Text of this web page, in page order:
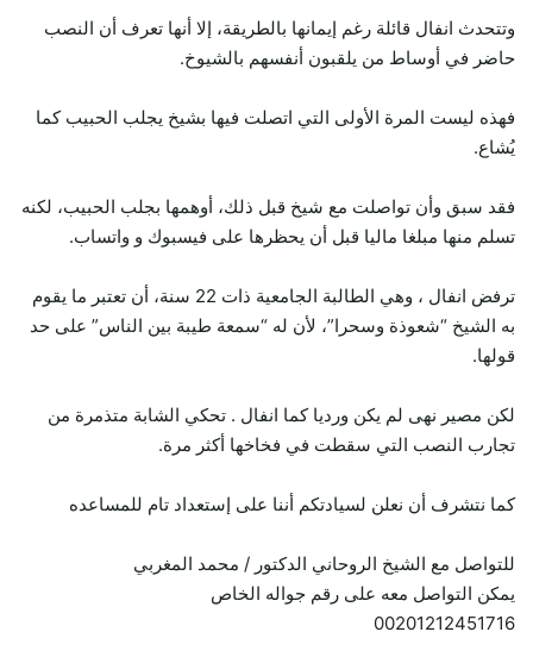
وتتحدث انفال قائلة رغم إيمانها بالطريقة، إلا أنها تعرف أن النصب
حاضر في أوساط من يلقبون أنفسهم بالشيوخ.
فهذه ليست المرة الأولى التي اتصلت فيها بشيخ يجلب الحبيب كما
يُشاع.
فقد سبق وأن تواصلت مع شيخ قبل ذلك، أوهمها بجلب الحبيب، لكنه
تسلم منها مبلغا ماليا قبل أن يحظرها على فيسبوك و واتساب.
ترفض انفال ، وهي الطالبة الجامعية ذات 22 سنة، أن تعتبر ما يقوم
به الشيخ “شعوذة وسحرا”، لأن له “سمعة طيبة بين الناس” على حد
قولها.
لكن مصير نهى لم يكن ورديا كما انفال . تحكي الشابة متذمرة من
تجارب النصب التي سقطت في فخاخها أكثر مرة.
كما نتشرف أن نعلن لسيادتكم أننا على إستعداد تام للمساعده
للتواصل مع الشيخ الروحاني الدكتور / محمد المغربي
يمكن التواصل معه على رقم جواله الخاص
00201212451716